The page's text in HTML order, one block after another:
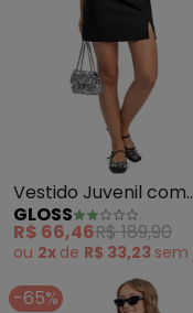
Vestido Juvenil com
Alças (Preto)
GLOSS
R$ 66,46R$ 189,90
ou 2x de R$ 33,23 sem
-65%